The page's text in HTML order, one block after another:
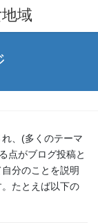
域
、(多くのテーマ
点がブログ投稿と
分のことを説明
たとえば以下の